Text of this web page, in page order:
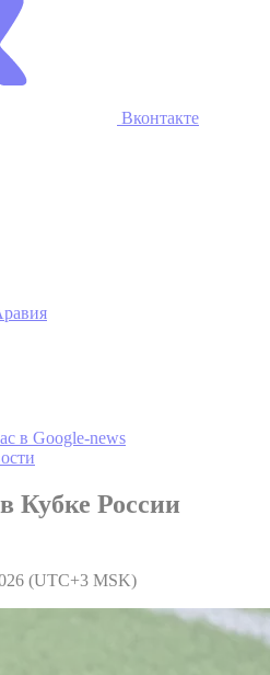
Вконтакте
в Google-news
Кубке России
(UTC+3 MSK)